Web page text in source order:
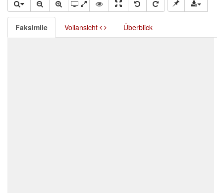
Faksimile Vollansicht Überblick